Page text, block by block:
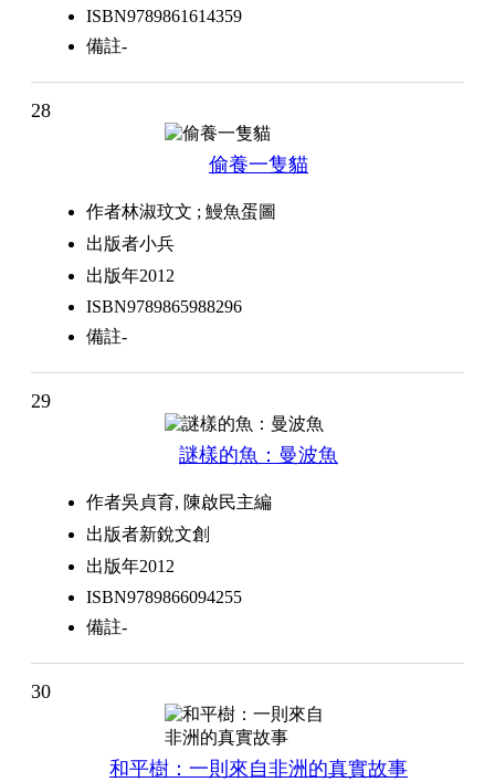
ISBN9789861614359
備註-
28
偷養一隻貓
作者林淑玟文 ; 鰻魚蛋圖
出版者小兵
出版年2012
ISBN9789865988296
備註-
29
謎樣的魚：曼波魚
作者吳貞育, 陳啟民主編
出版者新銳文創
出版年2012
ISBN9789866094255
備註-
30
和平樹：一則來自非洲的真實故事